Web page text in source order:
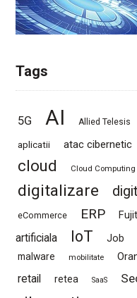
Tags
5G AI Allied Telesis
aplicatii atac cibernetic
cloud Cloud Computing
digitalizare
eCommerce ERP
artificiala
IoT Job
malware mobilitate
retail retea SaaS